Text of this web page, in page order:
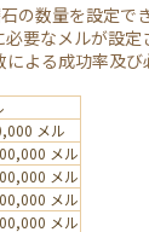
の数量を設定で
要なメルが設定
よる成功率及び
メル
メル
メル
メル
メル